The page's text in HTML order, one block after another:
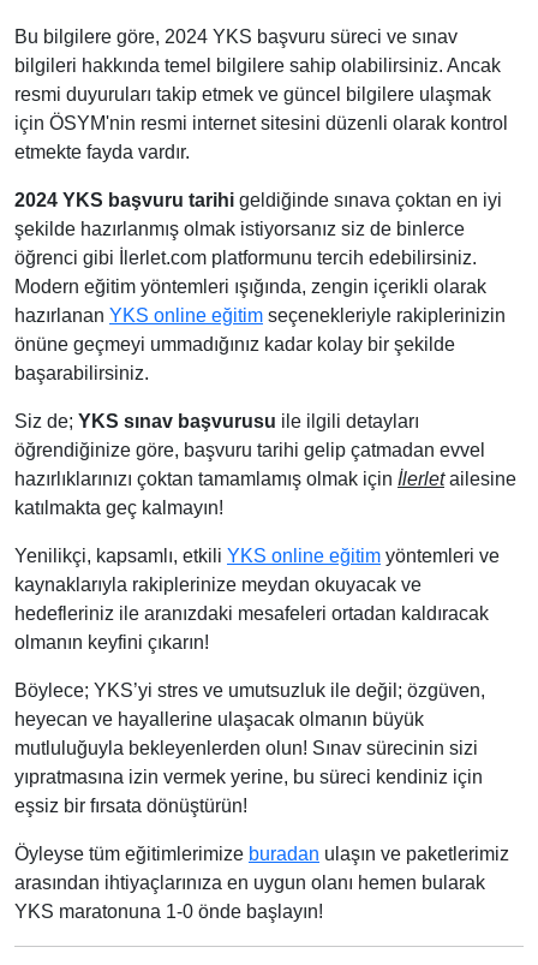
Bu bilgilere göre, 2024 YKS başvuru süreci ve sınav
bilgileri hakkında temel bilgilere sahip olabilirsiniz. Ancak
resmi duyuruları takip etmek ve güncel bilgilere ulaşmak
için ÖSYM'nin resmi internet sitesini düzenli olarak kontrol
etmekte fayda vardır.
2024 YKS başvuru tarihi geldiğinde sınava çoktan en iyi
şekilde hazırlanmış olmak istiyorsanız siz de binlerce
öğrenci gibi İlerlet.com platformunu tercih edebilirsiniz.
Modern eğitim yöntemleri ışığında, zengin içerikli olarak
hazırlanan YKS online eğitim seçenekleriyle rakiplerinizin
önüne geçmeyi ummadığınız kadar kolay bir şekilde
başarabilirsiniz.
Siz de; YKS sınav başvurusu ile ilgili detayları
öğrendiğinize göre, başvuru tarihi gelip çatmadan evvel
hazırlıklarınızı çoktan tamamlamış olmak için İlerletailesine
katılmakta geç kalmayın!
Yenilikçi, kapsamlı, etkili YKS online eğitim yöntemleri ve
kaynaklarıyla rakiplerinize meydan okuyacak ve
hedefleriniz ile aranızdaki mesafeleri ortadan kaldıracak
olmanın keyfini çıkarın!
Böylece; YKS’yi stres ve umutsuzluk ile değil; özgüven,
heyecan ve hayallerine ulaşacak olmanın büyük
mutluluğuyla bekleyenlerden olun! Sınav sürecinin sizi
yıpratmasına izin vermek yerine, bu süreci kendiniz için
eşsiz bir fırsata dönüştürün!
Öyleyse tüm eğitimlerimize buradan ulaşın ve paketlerimiz
arasından ihtiyaçlarınıza en uygun olanı hemen bularak
YKS maratonuna 1-0 önde başlayın!